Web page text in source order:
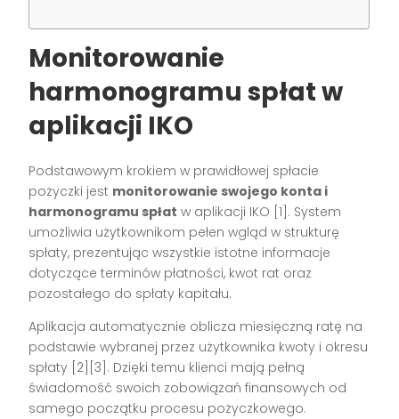
Monitorowanie
harmonogramu spłat w
aplikacji IKO
Podstawowym krokiem w prawidłowej spłacie
pożyczki jest monitorowanie swojego konta i
harmonogramu spłat w aplikacji IKO [1]. System
umożliwia użytkownikom pełen wgląd w strukturę
spłaty, prezentując wszystkie istotne informacje
dotyczące terminów płatności, kwot rat oraz
pozostałego do spłaty kapitału.
Aplikacja automatycznie oblicza miesięczną ratę na
podstawie wybranej przez użytkownika kwoty i okresu
spłaty [2][3]. Dzięki temu klienci mają pełną
świadomość swoich zobowiązań finansowych od
samego początku procesu pożyczkowego.